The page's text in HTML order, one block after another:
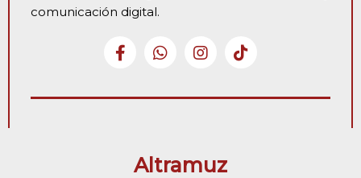
comunicación digital.
Altramuz